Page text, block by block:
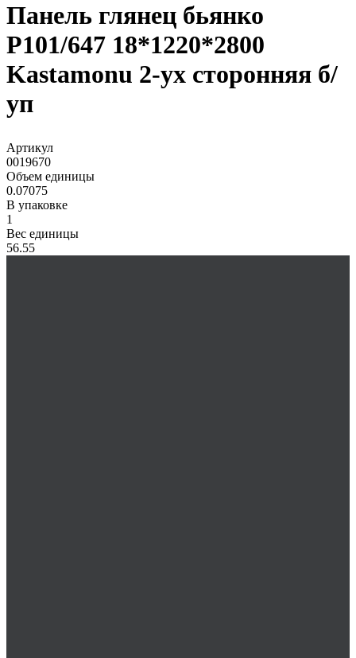
Панель глянец бьянко
P101/647 18*1220*2800
Kastamonu 2-ух сторонняя б/
уп
Артикул
0019670
Объем единицы
0.07075
В упаковке
1
Вес единицы
56.55